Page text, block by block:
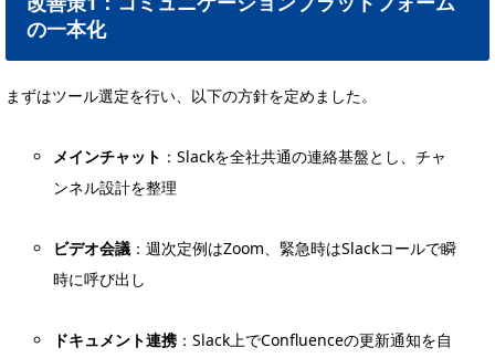
の一本化
まずはツール選定を行い、以下の方針を定めました。
メインチャット ：Slackを全社共通の連絡基盤とし、チャ
ンネル設計を整理
ビデオ会議 ：週次定例はZoom、緊急時はSlackコールで瞬
時に呼び出し
ドキュメント連携 ：Slack上でConfluenceの更新通知を自